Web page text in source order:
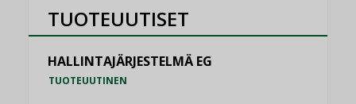
TUOTEUUTISET
HALLINTAJÄRJESTELMÄ EG
TUOTEUUTINEN